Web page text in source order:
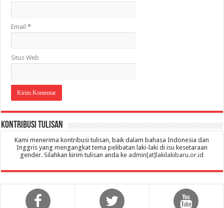
Email*
Situs Web
Kontribusi Tulisan
Kami menerima kontribusi tulisan, baik dalam bahasa Indonesia dan
Inggris yang mengangkat tema pelibatan laki-laki di isu kesetaraan
gender. Silahkan kirim tulisan anda ke admin[at]lakilakibaru.or.id